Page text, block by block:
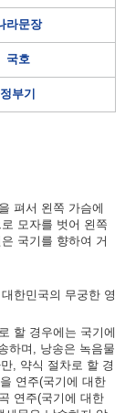
라문장
국호
정부기
펴서 왼쪽 가슴에
모자를 벗어 왼쪽
국기를 향하여 거
한민국의 무궁한 영
할 경우에는 국기에
하며, 낭송은 녹음물
, 약식 절차로 할 경
연주(국기에 대한
연주(국기에 대한